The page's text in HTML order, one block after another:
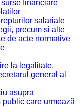
financiare
salariale
precum si alte
de acte normative
la legalitate,
general al
asupra
public care urmează